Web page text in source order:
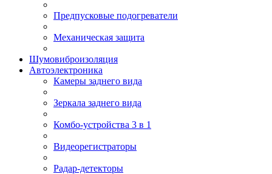
Предпусковые подогреватели
Механическая защита
Шумовиброизоляция
Автоэлектроника
Камеры заднего вида
Зеркала заднего вида
Комбо-устройства 3 в 1
Видеорегистраторы
Радар-детекторы